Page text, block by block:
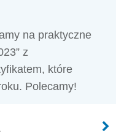
na praktyczne
z
które
Polecamy!